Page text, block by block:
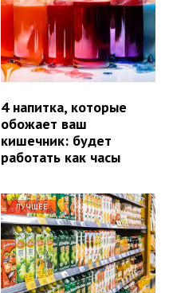
4 напитка, которые
обожает ваш
кишечник: будет
работать как часы
ЛУЧШЕЕ